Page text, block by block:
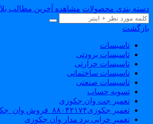
بندی محصولات مشاهده آخرین مطالب بلاگ
تاسیسات
تاسیسات برودتی
تاسیسات حرارتی
تاسیسات ساختمانی
تاسیسات صنعتی
تسویه حساب
تعمیر جت وان جکوزی
تعمیر جکوزی۸۸۰۴۲۱۷۴_فروش وان_جکوزی
تعمیر خرابی برد مدار وان جکوزی